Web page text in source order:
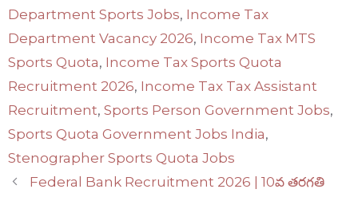
Department Sports Jobs, Income Tax
Department Vacancy 2026, Income Tax MTS
Sports Quota, Income Tax Sports Quota
Recruitment 2026, Income Tax Tax Assistant
Recruitment, Sports Person Government Jobs,
Sports Quota Government Jobs India,
Stenographer Sports Quota Jobs
Federal Bank Recruitment 2026 | 10వ తరగతి